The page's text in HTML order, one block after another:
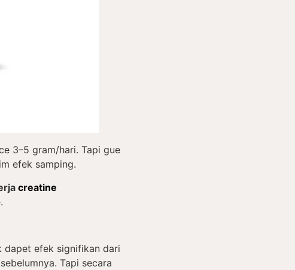
3–5 gram/hari. Tapi gue
efek samping.
creatine
dapet efek signifikan dari
Tapi secara